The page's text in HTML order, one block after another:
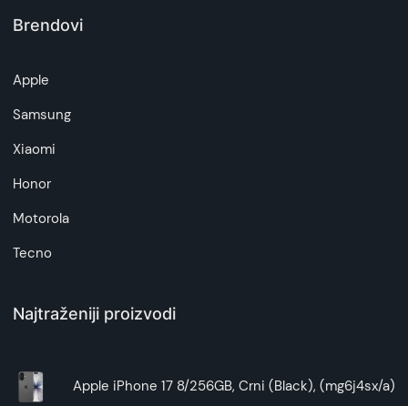
artikala budu što tačnije i detaljnije ali ne može
da garantuje da su svi podaci apsolutno ispravni.
Brendovi
Apple
Samsung
Xiaomi
Honor
Motorola
Tecno
Najtraženiji proizvodi
Apple iPhone 17 8/256GB, Crni (Black), (mg6j4sx/a)